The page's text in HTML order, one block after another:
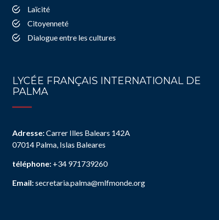
Laïcité
Citoyenneté
Dialogue entre les cultures
LYCÉE FRANÇAIS INTERNATIONAL DE
PALMA
Adresse:Carrer Illes Balears 142A
07014 Palma, Islas Baleares
téléphone: +34 971739260
Email:secretaria.palma@mlfmonde.org